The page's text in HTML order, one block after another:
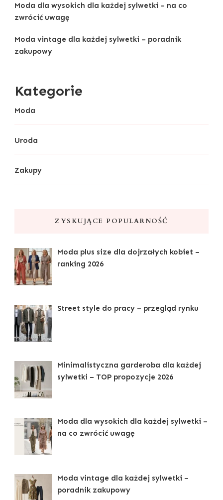
Moda dla wysokich dla każdej sylwetki – na co
zwrócić uwagę
Moda vintage dla każdej sylwetki – poradnik
zakupowy
Kategorie
Moda
Uroda
Zakupy
ZYSKUJĄCE POPULARNOŚĆ
Moda plus size dla dojrzałych kobiet –
ranking 2026
Street style do pracy – przegląd rynku
Minimalistyczna garderoba dla każdej
sylwetki – TOP propozycje 2026
Moda dla wysokich dla każdej sylwetki –
na co zwrócić uwagę
Moda vintage dla każdej sylwetki –
poradnik zakupowy